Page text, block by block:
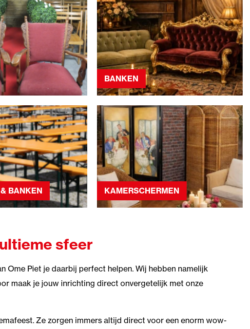
BANKEN
BANKEN KAMERSCHERMEN
sfeer
Ome Piet je daarbij perfect helpen. Wij hebben namelijk
maak je jouw inrichting direct onvergetelijk met onze
Ze zorgen immers altijd direct voor een enorm wow-